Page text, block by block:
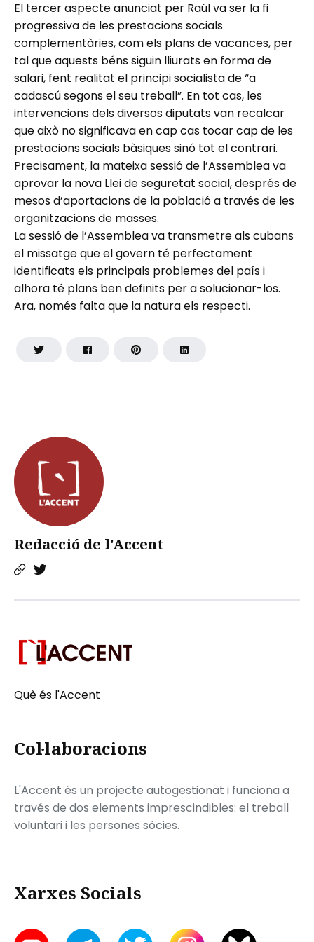
Redacció de l'Accent
El tercer aspecte anunciat per Raúl va ser la fi
progressiva de les prestacions socials
complementàries, com els plans de vacances, per
tal que aquests béns siguin lliurats en forma de
salari, fent realitat el principi socialista de “a
cadascú segons el seu treball”. En tot cas, les
intervencions dels diversos diputats van recalcar
que això no significava en cap cas tocar cap de les
prestacions socials bàsiques sinó tot el contrari.
Precisament, la mateixa sessió de l’Assemblea va
aprovar la nova Llei de seguretat social, després de
mesos d’aportacions de la població a través de les
organitzacions de masses.
La sessió de l’Assemblea va transmetre als cubans
el missatge que el govern té perfectament
identificats els principals problemes del país i
alhora té plans ben definits per a solucionar-los.
Ara, només falta que la natura els respecti.
Què és l'Accent
Col·laboracions
L'Accent és un projecte autogestionat i funciona a
través de dos elements imprescindibles: el treball
voluntari i les persones sòcies.
Xarxes Socials